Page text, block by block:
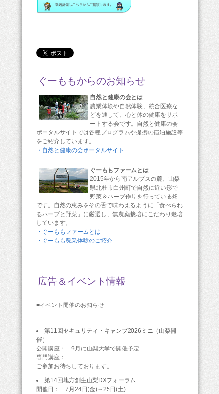
ぐーももからのお知らせ
自然と健康の会とは
農業体験や自然体験、統合医療な
どを通して、心と体の健康をサポ
ートする会です。自然と健康の会
ポータルサイトでは各種プログラムや提携の宿泊施設等
をご紹介しています。
・自然と健康の会ポータルサイト
ぐーももファームとは
2015年から南アルプスの麓、山梨
県北杜市白州町で自然に近い形で
野菜＆ハーブ作りを行っている畑
です。自然の恵みをその舌で味わえるように「食べられ
るハーブと野菜」に厳選し、無農薬栽培にこだわり栽培
しています。
・ぐーももファームとは
・ぐーもも農業体験のご紹介
広告＆イベント情報
■イベント開催のお知らせ
第11回セキュリティ・キャンプ2026ミニ（山梨開
催）
公開講座： 9月に山梨大学で開催予定
専門講座：
ご参加お待ちしております。
第14回地方創生山梨DXフォーラム
開催日： 7月24日(金)～25日(土)